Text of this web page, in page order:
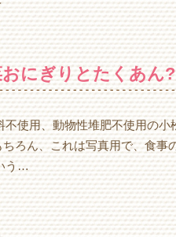
にぎりとたくあん?
不使用、動物性堆肥不使用の
ろん、これは写真用で、食
う…